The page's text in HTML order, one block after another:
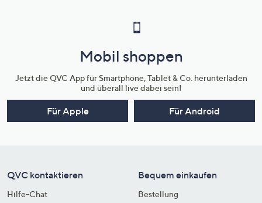
Mobil shoppen
Jetzt die QVC App für Smartphone, Tablet & Co. herunterladen
und überall live dabei sein!
Für Apple Für Android
QVC kontaktieren
Hilfe-Chat
Bequem einkaufen
Bestellung